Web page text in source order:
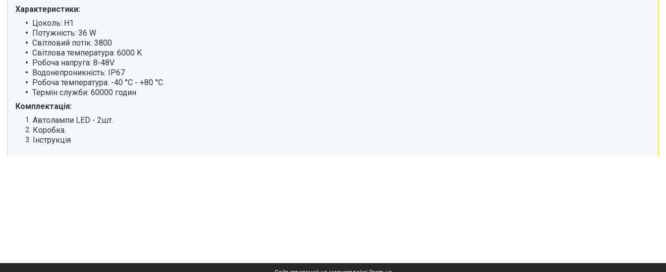
Характеристики:
Цоколь: Н1
Потужність: 36 W
Світловий потік: 3800
Світлова температура: 6000 K
Робоча напруга: 8-48V
Водонепроникність: IP67
Робоча температура: -40 °C - +80 °C
Термін служби: 60000 годин
Комплектація:
Автолампи LED - 2шт.
Коробка.
Інструкція